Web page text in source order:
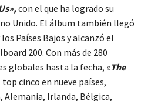
con el que ha logrado su
Unido. El álbum también llegó
Países Bajos y alcanzó el
200. Con más de 280
globales hasta la fecha, «The
cinco en nueve países,
Alemania, Irlanda, Bélgica,